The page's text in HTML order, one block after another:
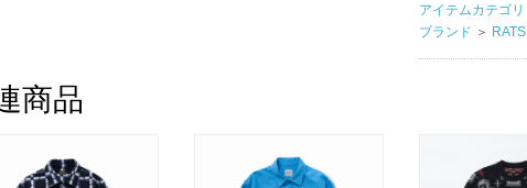
アイテムカテゴリ
ブランド ＞ RATS
商品